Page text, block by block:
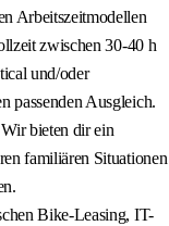
Arbeitszeitmodellen
zwischen 30-40 h
und/oder
passenden Ausgleich.
bieten dir ein
familiären Situationen
Bike-Leasing, IT-